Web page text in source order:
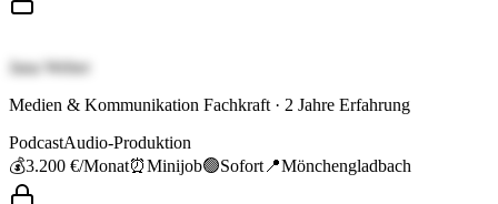
Jana Weber
Medien & Kommunikation Fachkraft · 2 Jahre Erfahrung
PodcastAudio-Produktion
💰3.200 €/Monat⏰Minijob🟢Sofort 📍Mönchengladbach